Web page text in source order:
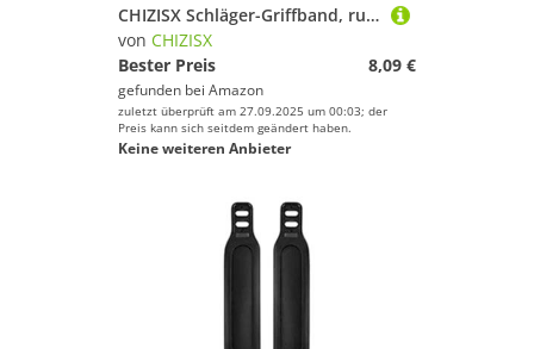
CHIZISX Schläger-Griffband, rutschfest, Badminton-Schläger, Ersatz-Tennisgriffe, Kopf-Overgrips Skidproof Schweißband, Tenniskopf-Overgrips
von CHIZISX
Bester Preis
8,09 €
gefunden bei Amazon
zuletzt überprüft am 27.09.2025 um 00:03; der
Preis kann sich seitdem geändert haben.
Keine weiteren Anbieter